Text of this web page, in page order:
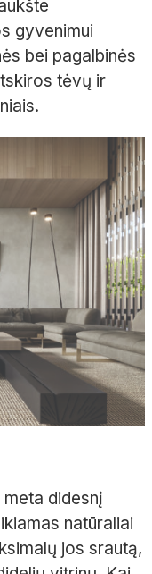
gyvenimui
bei pagalbinės
tėvų ir
didesnį
natūraliai
jos srautą,